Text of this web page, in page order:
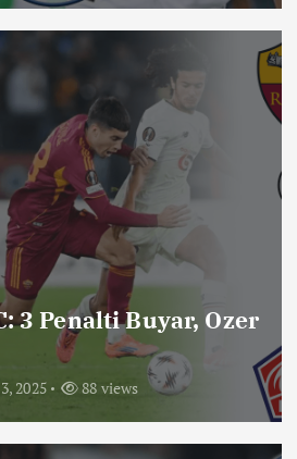
3 Penalti Buyar, Ozer
2025 88 views